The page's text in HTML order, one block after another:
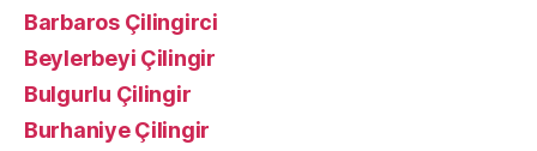
Barbaros Çilingirci
Beylerbeyi Çilingir
Bulgurlu Çilingir
Burhaniye Çilingir